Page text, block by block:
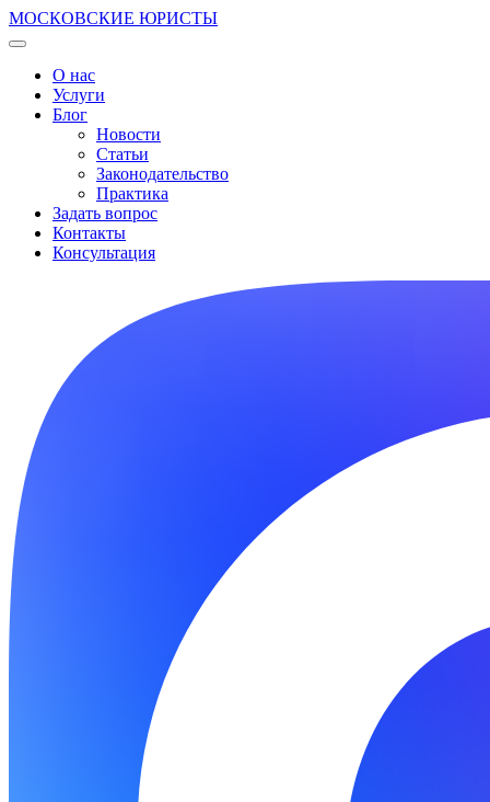
МОСКОВСКИЕ ЮРИСТЫ
О нас
Услуги
Блог
Новости
Статьи
Законодательство
Практика
Задать вопрос
Контакты
Консультация